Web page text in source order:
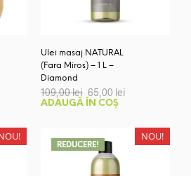
Ulei masaj NATURAL
(Fara Miros) – 1 L –
Diamond
109,00lei Prețul
inițial
65,00 lei
ADAUGĂ ÎN COȘ
NOU!
REDUCERE!